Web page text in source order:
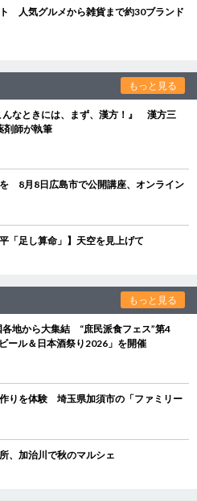
人気グルメから雑貨まで約30ブランド
もっと見る
んなときには、まず、漢方！』 漢方三
剤師が執筆
8月8日広島市で公開講座、オンライン
「足し算命」】天空を見上げて
もっと見る
各地から大集結 “庶民派食フェス”第4
ール＆日本酒祭り2026」を開催
りを体験 埼玉県加須市の「ファミリー
、加治川で秋のマルシェ